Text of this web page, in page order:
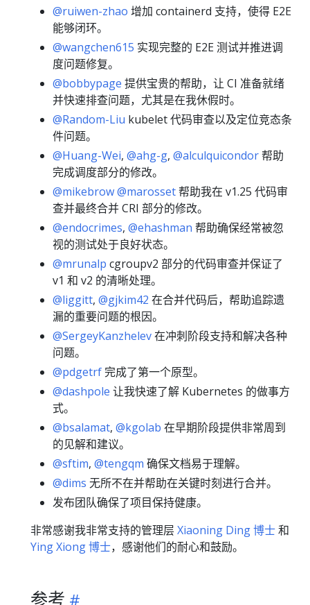
@ruiwen-zhao 增加 containerd 支持，使得 E2E
能够闭环。
@wangchen615 实现完整的 E2E 测试并推进调
度问题修复。
@bobbypage 提供宝贵的帮助，让 CI 准备就绪
并快速排查问题，尤其是在我休假时。
@Random-Liu kubelet 代码审查以及定位竞态条
件问题。
@Huang-Wei, @ahg-g, @alculquicondor帮助
完成调度部分的修改。
@mikebrow@marosset帮助我在 v1.25 代码审
查并最终合并 CRI 部分的修改。
@endocrimes, @ehashman 帮助确保经常被忽
视的测试处于良好状态。
@mrunalp cgroupv2 部分的代码审查并保证了
v1 和 v2 的清晰处理。
@liggitt, @gjkim42 在合并代码后，帮助追踪遗
漏的重要问题的根因。
@SergeyKanzhelev在冲刺阶段支持和解决各种
问题。
@pdgetrf完成了第一个原型。
@dashpole 让我快速了解 Kubernetes 的做事方
式。
@bsalamat, @kgolab 在早期阶段提供非常周到
的见解和建议。
@sftim, @tengqm 确保文档易于理解。
@dims 无所不在并帮助在关键时刻进行合并。
发布团队确保了项目保持健康。
非常感谢我非常支持的管理层 Xiaoning Ding 博士和
Ying Xiong 博士，感谢他们的耐心和鼓励。
参考